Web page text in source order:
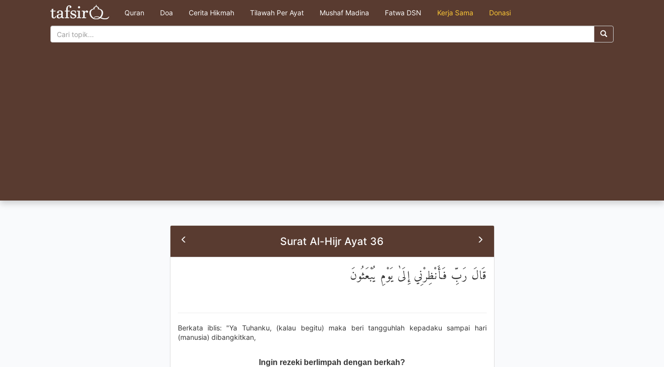
Quran Doa Cerita Hikmah Tilawah Per Ayat Mushaf Madina Fatwa DSN Kerja Sama Donasi
Surat Al-Hijr Ayat 36
قَالَ رَبِّ فَأَنْظِرْنِي إِلَىٰ يَوْمِ يُبْعَثُونَ
Berkata iblis: "Ya Tuhanku, (kalau begitu) maka beri tangguhlah kepadaku sampai hari
(manusia) dibangkitkan,
Ingin rezeki berlimpah dengan berkah?